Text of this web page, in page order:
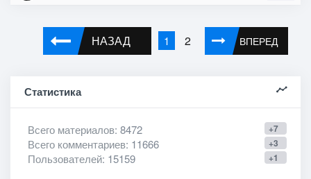
НАЗАД 1 2 ВПЕРЕД
Статистика
+7
Всего материалов: 8472
+3
Всего комментариев: 11666
+1
Пользователей: 15159